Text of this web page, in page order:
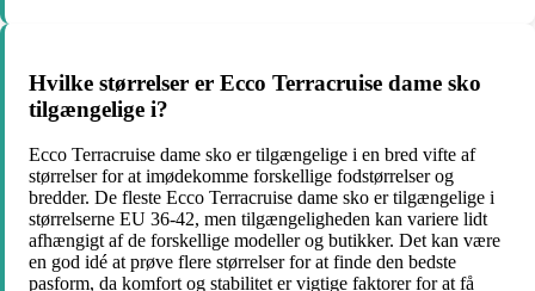
Hvilke størrelser er Ecco Terracruise dame sko
tilgængelige i?
Ecco Terracruise dame sko er tilgængelige i en bred vifte af
størrelser for at imødekomme forskellige fodstørrelser og
bredder. De fleste Ecco Terracruise dame sko er tilgængelige i
størrelserne EU 36-42, men tilgængeligheden kan variere lidt
afhængigt af de forskellige modeller og butikker. Det kan være
en god idé at prøve flere størrelser for at finde den bedste
pasform, da komfort og stabilitet er vigtige faktorer for at få